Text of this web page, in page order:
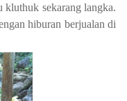
sekarang langka.
hiburan berjualan di